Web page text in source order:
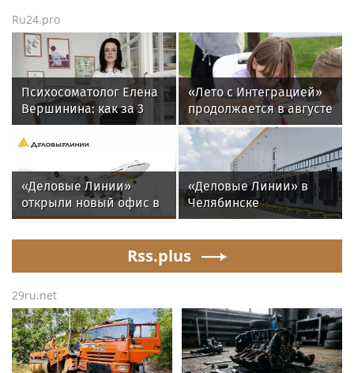
Ru24.pro
Психосоматолог Елена
Вершинина: как за 3
минуты вернуть себе
равновесие
«Лето с Интеграцией»
продолжается в августе
— заключительный
месяц программы
«Деловые Линии»
открыли новый офис в
аэропорту
«Деловые Линии» в
Челябинске
переезжают на новый
Rss.plus
29ru.net